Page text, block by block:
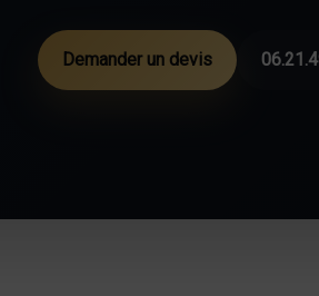
Demander un devis